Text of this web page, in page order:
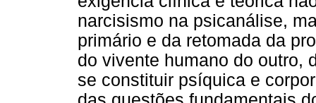
narcisismo na psicanálise,
primário e da retomada da
do vivente humano do outro,
se constituir psíquica e